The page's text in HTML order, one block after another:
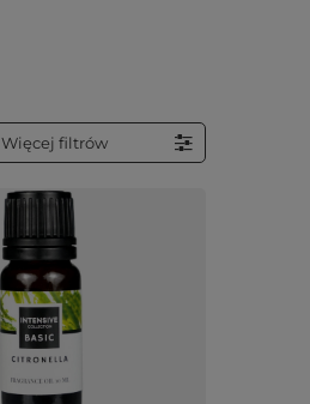
Więcej filtrów